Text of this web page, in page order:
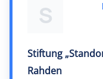
S
Stiftung
Rahden